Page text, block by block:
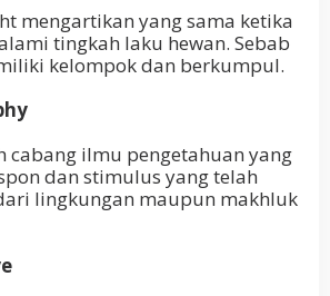
mengartikan yang sama ketika
tingkah laku hewan. Sebab
kelompok dan berkumpul.
cabang ilmu pengetahuan yang
dan stimulus yang telah
lingkungan maupun makhluk